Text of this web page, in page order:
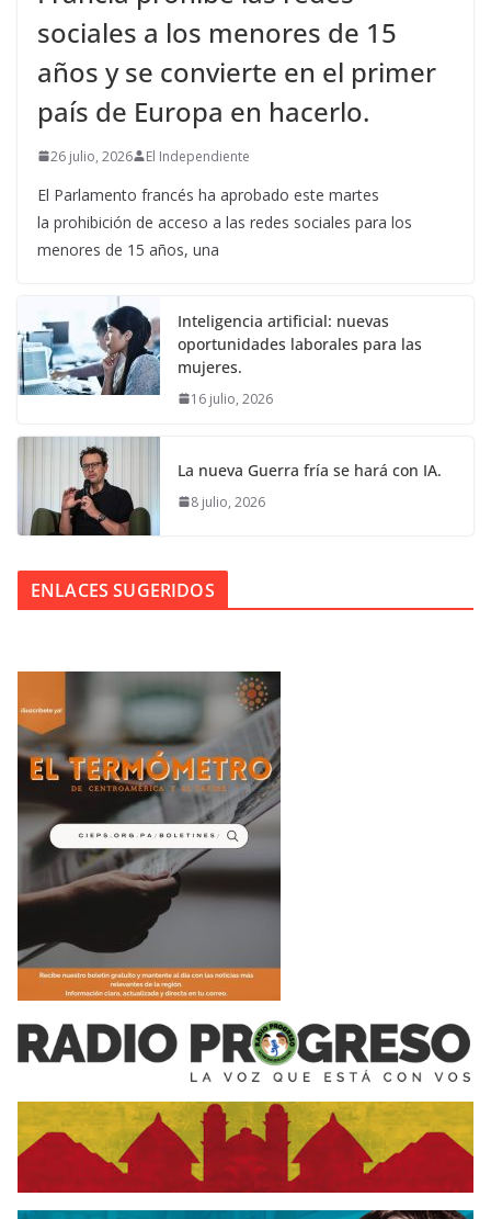
sociales a los menores de 15
años y se convierte en el primer
país de Europa en hacerlo.
26 julio, 2026 El Independiente
El Parlamento francés ha aprobado este martes
la prohibición de acceso a las redes sociales para los
menores de 15 años, una
Inteligencia artificial: nuevas
oportunidades laborales para las
mujeres.
16 julio, 2026
La nueva Guerra fría se hará con IA.
8 julio, 2026
ENLACES SUGERIDOS